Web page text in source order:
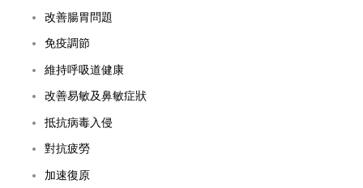
改善腸胃問題
免疫調節
維持呼吸道健康
改善易敏及鼻敏症狀
抵抗病毒入侵
對抗疲勞
加速復原